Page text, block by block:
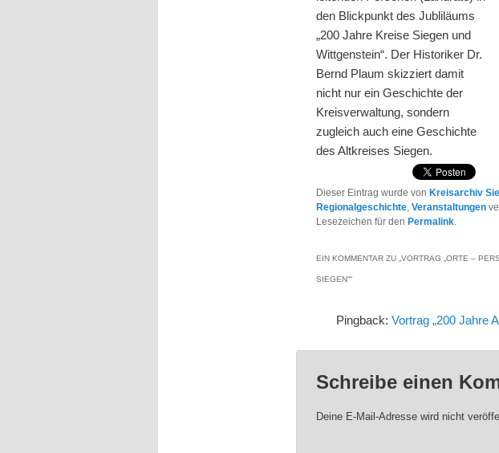
den Blickpunkt des Jubliläums
„200 Jahre Kreise Siegen und
Wittgenstein“. Der Historiker Dr.
Bernd Plaum skizziert damit
nicht nur ein Geschichte der
Kreisverwaltung, sondern
zugleich auch eine Geschichte
des Altkreises Siegen.
Dieser Eintrag wurde von Kreisarchiv
Regionalgeschichte,Veranstaltungen
Lesezeichen für den Permalink.
EIN KOMMENTAR ZU „VORTRAG „ORTE –
SIEGEN““
Pingback: Vortrag „200 Jahre
Schreibe einen
Deine E-Mail-Adresse wird nicht